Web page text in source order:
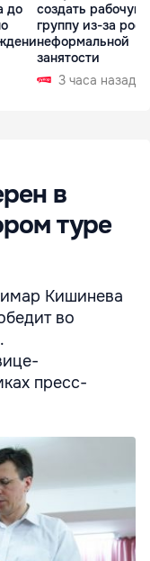
до
создать рабочую
группу из-за
неформальной
занятости
3 часа назад
в
туре
Кишинева
во
пресс-